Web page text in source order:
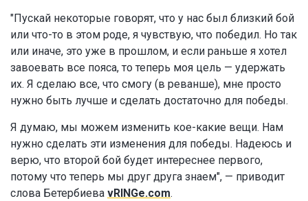
"Пускай некоторые говорят, что у нас был близкий бой
или что-то в этом роде, я чувствую, что победил. Но так
или иначе, это уже в прошлом, и если раньше я хотел
завоевать все пояса, то теперь моя цель — удержать
их. Я сделаю все, что смогу (в реванше), мне просто
нужно быть лучше и сделать достаточно для победы.
Я думаю, мы можем изменить кое-какие вещи. Нам
нужно сделать эти изменения для победы. Надеюсь и
верю, что второй бой будет интереснее первого,
потому что теперь мы друг друга знаем", — приводит
слова Бетербиева vRINGe.com.